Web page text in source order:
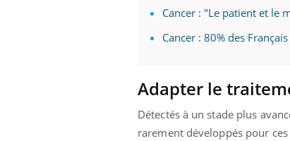
Cancer : "Le patient et le
Cancer : 80% des
Adapter le
Détectés à un stade plus
rarement développés pour